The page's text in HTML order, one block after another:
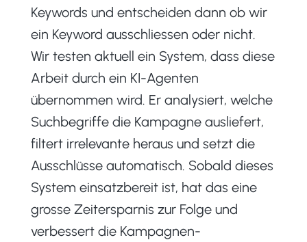
Keywords und entscheiden dann ob wir
ein Keyword ausschliessen oder nicht.
Wir testen aktuell ein System, dass diese
Arbeit durch ein KI-Agenten
übernommen wird. Er analysiert, welche
Suchbegriffe die Kampagne ausliefert,
filtert irrelevante heraus und setzt die
Ausschlüsse automatisch. Sobald dieses
System einsatzbereit ist, hat das eine
grosse Zeitersparnis zur Folge und
verbessert die Kampagnen-